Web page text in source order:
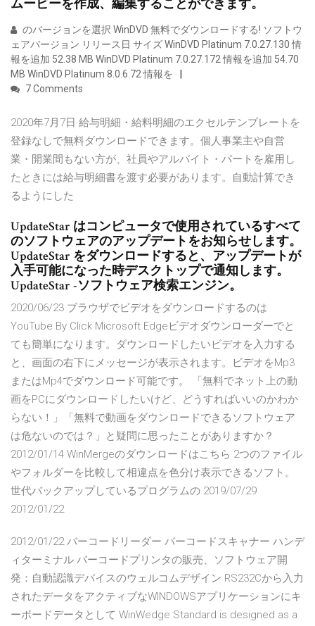
ムービーを作成、編集することができます。
のバージョンを選択 WinDVD 無料でダウンロードする! ソフトウ
ェアバージョン リリース日 サイズ WinDVD Platinum 7.0.27.130 情
報を追加 52.38 MB WinDVD Platinum 7.0.27.172 情報を追加 54.70
MB WinDVD Platinum 8.0.6.72 情報を
7 Comments
2020年7月7日 給与明細・給料明細のエクセルテンプレートを
登録なしで無料ダウンロードできます。個人事業主や自営
業・開業間もない方が、社員やアルバイト・パートを雇用し
たときには給与明細書を渡す必要があります。自動計算でき
るようにした
UpdateStar はコンピュータで使用されているすべて
のソフトウェアのアップデートをお知らせします。
UpdateStar をダウンロードすると、アップデートが
入手可能になった時デスクトップで通知します。
UpdateStar -ソフトウェア検索エンジン。
2020/06/23 ブラウザでビデオをダウンロードするのは
YouTube By Click Microsoft Edgeビデオダウンローダーでと
ても簡単になります。ダウンロードしたいビデオを入力する
と、画面の右下にメッセージが表示されます。ビデオをMp3
またはMp4でダウンロード可能です。 「無料でネット上の動
画をPCにダウンロードしたいけど、どうすればいいのかわか
らない！」「無料で動画をダウンロードできるソフトウェア
は危ないのでは？」と疑問に思ったことがありますか？
2012/01/14 WinMergeのダウンロードはこちら 2つのファイル
やフォルダーを比較して相違点を色分け表示できるソフト。
世代バックアップしているプログラムの 2019/07/29
2012/01/22
2012/01/22 バーコードリーダー バーコードスキャナー ハンデ
ィターミナル バーコードプリンタの販売、ソフトウェア開
発：自動認識デバイスのウェルコムデザイン RS232Cから入力
されたデータをアクティブなWINDOWSアプリケーションにキ
ーボードデータとして WinWedge Standard is designed as a